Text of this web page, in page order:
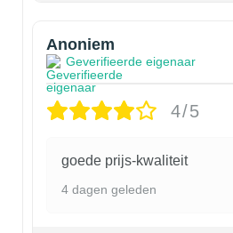
Anoniem
Geverifieerde eigenaar
4/5
goede prijs-kwaliteit
4 dagen geleden